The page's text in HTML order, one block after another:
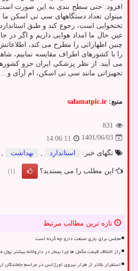
تختخوابی است، رجوع کند و طبق
عین حال ما امداد هوایی داریم و اگر
چنین اظهاراتی را مطرح می کند،
را با کشورهای اطراف مقایسه نماییم،
می آیند. از نظر پزشکی ایران جزو
تجهیزاتی مانند سی تی اسکن، ام آرآی
منبع: salamatpic.ir
831
1401/06/03
14:06:11
تگهای خبر:
استاندارد بهداشت
این مطلب را می پسندید؟ (1)
تازه ترین مطالب مرتبط
مجلس برای یاری صنعت دارو چه کرده است
راز اختلاف قیمت مکمل ها چرا بیمار در داروخانه بیشتر
استقرار بالاتر از هزار نیروی اورژانس در مراسم جاماندگان